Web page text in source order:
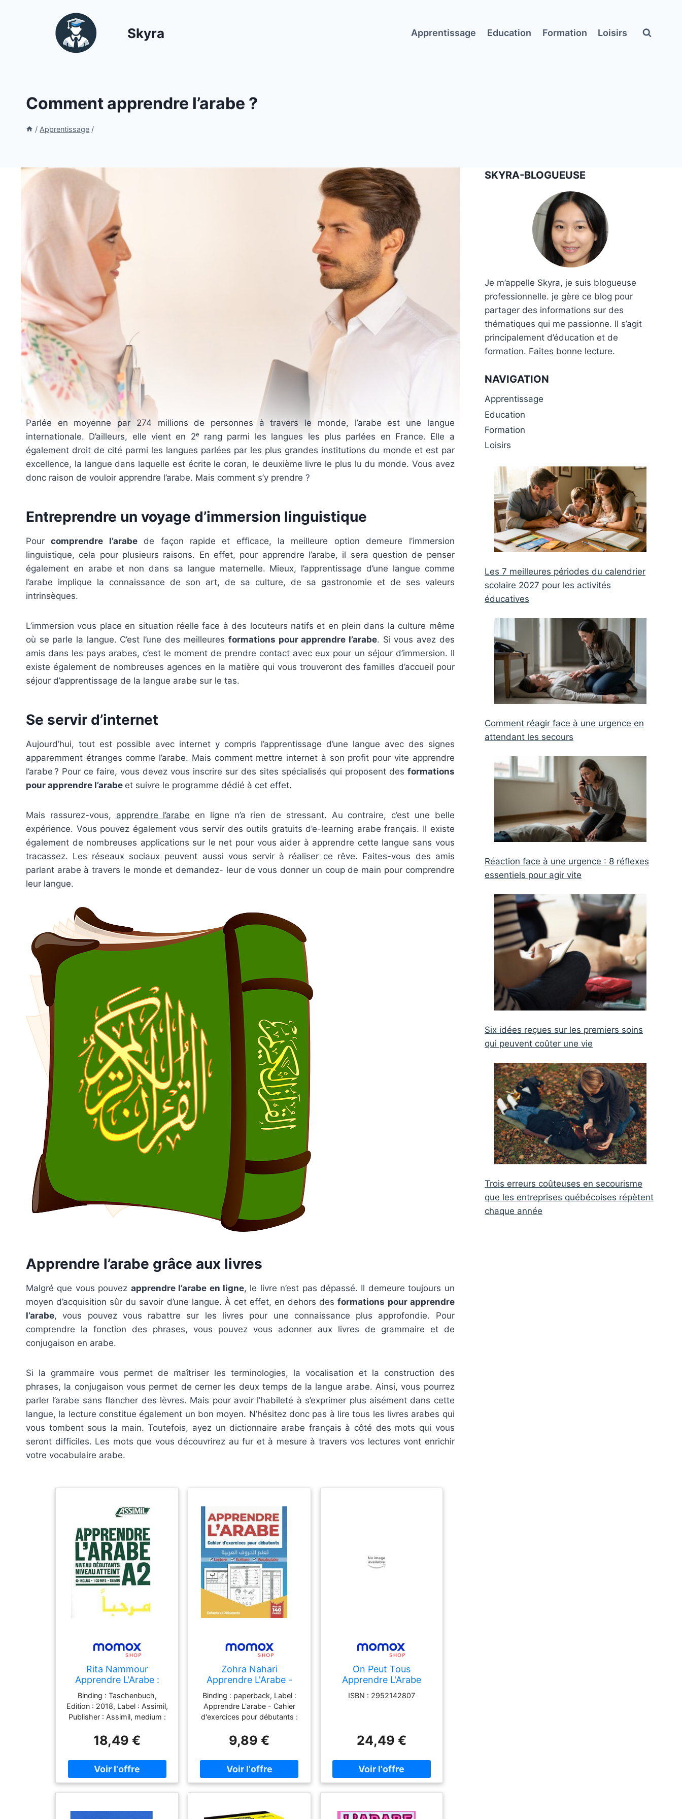
Skyra Apprentissage Education Formation Loisirs
Comment apprendre l’arabe ?
/ Apprentissage /
Parlée en moyenne par 274 millions de personnes à travers le monde, l’arabe est une langue
internationale. D’ailleurs, elle vient en 2ᵉ rang parmi les langues les plus parlées en France. Elle a
également droit de cité parmi les langues parlées par les plus grandes institutions du monde et est par
excellence, la langue dans laquelle est écrite le coran, le deuxième livre le plus lu du monde. Vous avez
donc raison de vouloir apprendre l’arabe. Mais comment s’y prendre ?
Entreprendre un voyage d’immersion linguistique
Pourcomprendre l’arabede façon rapide et efficace, la meilleure option demeure l’immersion
linguistique, cela pour plusieurs raisons. En effet, pour apprendre l’arabe, il sera question de penser
également en arabe et non dans sa langue maternelle. Mieux, l’apprentissage d’une langue comme
l’arabe implique la connaissance de son art, de sa culture, de sa gastronomie et de ses valeurs
intrinsèques.
L’immersion vous place en situation réelle face à des locuteurs natifs et en plein dans la culture même
où se parle la langue. C’est l’une des meilleures formations pour apprendre l’arabe. Si vous avez des
amis dans les pays arabes, c’est le moment de prendre contact avec eux pour un séjour d’immersion. Il
existe également de nombreuses agences en la matière qui vous trouveront des familles d’accueil pour
séjour d’apprentissage de la langue arabe sur le tas.
Se servir d’internet
Aujourd’hui, tout est possible avec internet y compris l’apprentissage d’une langue avec des signes
apparemment étranges comme l’arabe. Mais comment mettre internet à son profit pour vite apprendre
l’arabe ? Pour ce faire, vous devez vous inscrire sur des sites spécialisés qui proposent des formations
pour apprendre l’arabe et suivre le programme dédié à cet effet.
Mais rassurez-vous, apprendre l’arabe en ligne n’a rien de stressant. Au contraire, c’est une belle
expérience. Vous pouvez également vous servir des outils gratuits d’e-learning arabe français. Il existe
également de nombreuses applications sur le net pour vous aider à apprendre cette langue sans vous
tracassez. Les réseaux sociaux peuvent aussi vous servir à réaliser ce rêve. Faites-vous des amis
parlant arabe à travers le monde et demandez- leur de vous donner un coup de main pour comprendre
leur langue.
Apprendre l’arabe grâce aux livres
Malgré que vous pouvez apprendre l’arabe en ligne, le livre n’est pas dépassé. Il demeure toujours un
moyen d’acquisition sûr du savoir d’une langue. À cet effet, en dehors desformations pour apprendre
l’arabe, vous pouvez vous rabattre sur les livres pour une connaissance plus approfondie. Pour
comprendre la fonction des phrases, vous pouvez vous adonner aux livres de grammaire et de
conjugaison en arabe.
Si la grammaire vous permet de maîtriser les terminologies, la vocalisation et la construction des
phrases, la conjugaison vous permet de cerner les deux temps de la langue arabe. Ainsi, vous pourrez
parler l’arabe sans flancher des lèvres. Mais pour avoir l’habileté à s’exprimer plus aisément dans cette
langue, la lecture constitue également un bon moyen. N’hésitez donc pas à lire tous les livres arabes qui
vous tombent sous la main. Toutefois, ayez un dictionnaire arabe français à côté des mots qui vous
seront difficiles. Les mots que vous découvrirez au fur et à mesure à travers vos lectures vont enrichir
votre vocabulaire arabe.
Rita Nammour
Apprendre L'Arabe :
Niveau Débutants :
Niveau Atteint A2
Binding : Taschenbuch,
Edition : 2018, Label : Assimil,
Publisher : Assimil, medium :
numberOfPages : 296,
publicationDate : 2018-09-24,
authors : Rita Nammour, ISBN
: 270050786X
18,49 €
Zohra Nahari
Apprendre L'Arabe -
Cahier D'Exercices Pour
Débutants: Un Livre
D'Écriture De L'Alphabet
Arabe Pour Enfants Et
Adultes Débutant,
Facile Et Étape Par
Binding : paperback, Label :
Apprendre L'arabe - Cahier
d'exercices pour débutants :
l'alphabet arabe pour enfants
et adultes débutant, facile et
étape par étape., medium :
paperback, numberOfPages :
148, publicationDate : 2023-
03-09, authors : Zohra
9,89 €
On Peut Tous
Apprendre L'Arabe
Dialectal : Français-
Marocain
ISBN : 2952142807
24,49 €
SKYRA-BLOGUEUSE
Je m’appelle Skyra, je suis blogueuse
professionnelle. je gère ce blog pour
partager des informations sur des
thématiques qui me passionne. Il s’agit
principalement d’éducation et de
formation. Faites bonne lecture.
NAVIGATION
Apprentissage
Education
Formation
Loisirs
Les 7 meilleures périodes du calendrier
scolaire 2027 pour les activités
éducatives
Comment réagir face à une urgence en
attendant les secours
Réaction face à une urgence : 8 réflexes
essentiels pour agir vite
Six idées reçues sur les premiers soins
qui peuvent coûter une vie
Trois erreurs coûteuses en secourisme
que les entreprises québécoises répètent
chaque année